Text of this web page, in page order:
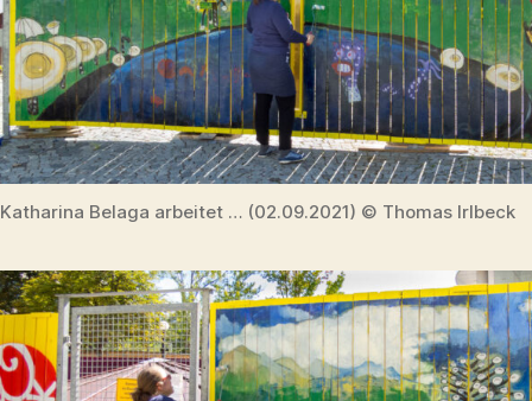
Katharina Belaga arbeitet … (02.09.2021) © Thomas Irlbeck